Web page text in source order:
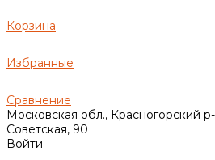
Корзина
Избранные
Сравнение
Московская обл., Красногорский
Советская, 90
Войти